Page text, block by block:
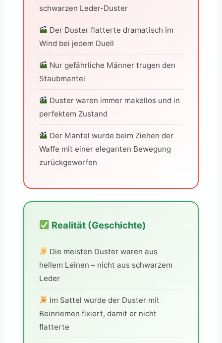
schwarzen Leder-Duster
Der Duster flatterte dramatisch im
Wind bei jedem Duell
Nur gefährliche Männer trugen den
Staubmantel
Duster waren immer makellos und in
perfektem Zustand
Der Mantel wurde beim Ziehen der
Waffe mit einer eleganten Bewegung
zurückgeworfen
Realität (Geschichte)
Die meisten Duster waren aus
hellem Leinen – nicht aus schwarzem
Leder
Im Sattel wurde der Duster mit
Beinriemen fixiert, damit er nicht
flatterte